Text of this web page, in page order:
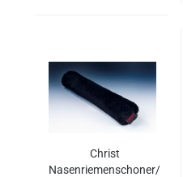
Christ
Nasenriemenschoner/